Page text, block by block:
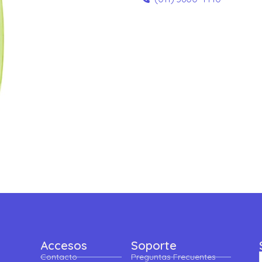
Accesos
Contacto
Soporte
Preguntas Frecuentes